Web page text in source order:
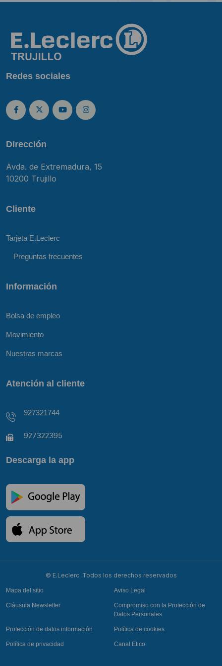
Redes sociales
Dirección
Avda. de Extremadura, 15
10200 Trujillo
Cliente
Tarjeta E.Leclerc
Preguntas frecuentes
Información
Bolsa de empleo
Movimiento
Nuestras marcas
Atención al cliente
927321744
927322395
Descarga la app
© E.Leclerc. Todos los derechos reservados
Mapa del sitio Aviso Legal
Cláusula Newsletter
Compromiso con la Protección de
Datos Personales
Protección de datos información Política de cookies
Política de privacidad Canal Etico